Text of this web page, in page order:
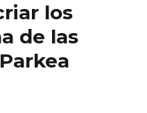
los
de las